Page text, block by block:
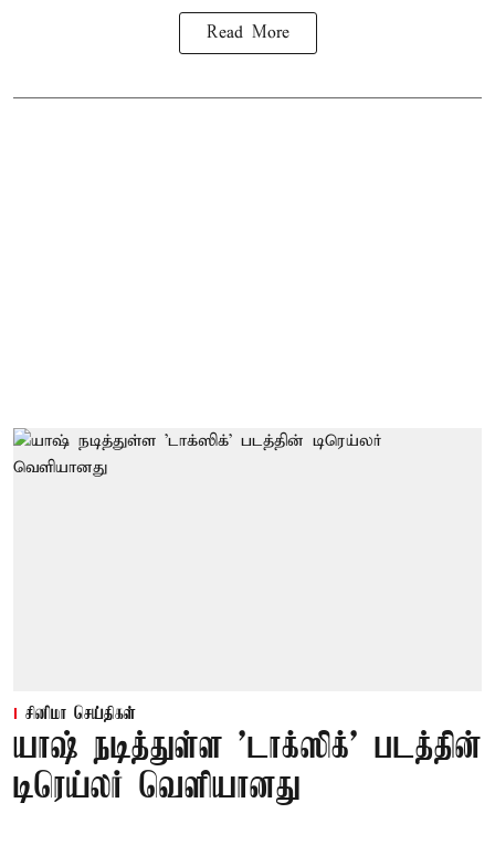
Read More
சினிமா செய்திகள்
யாஷ் நடித்துள்ள 'டாக்‌ஸிக்' படத்தின்
டிரெய்லர் வெளியானது